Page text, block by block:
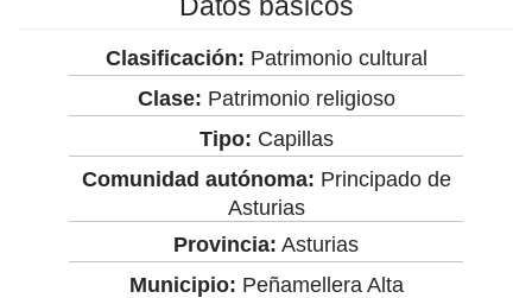
Clasificación: Patrimonio cultural
Clase: Patrimonio religioso
Tipo: Capillas
Comunidad autónoma: Principado de
Asturias
Provincia: Asturias
Municipio: Peñamellera Alta